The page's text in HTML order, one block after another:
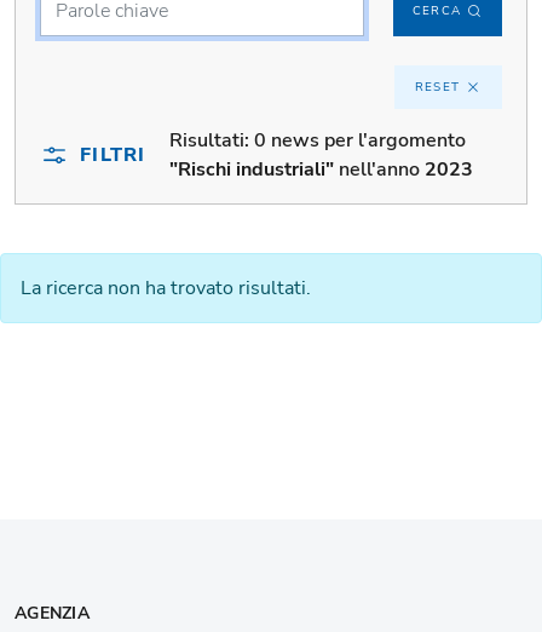
CERCA
RESET
FILTRI
Risultati:0 news per l'argomento
"Rischi industriali" nell'anno 2023
La ricerca non ha trovato risultati.
AGENZIA